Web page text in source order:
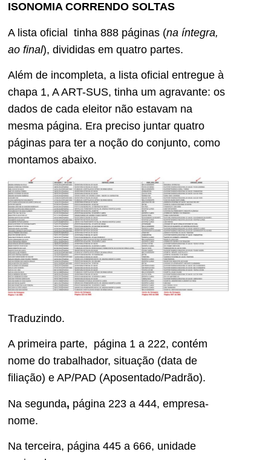
ISONOMIA CORRENDO SOLTAS
A lista oficial tinha 888 páginas (na íntegra,
ao final), divididas em quatro partes.
Além de incompleta, a lista oficial entregue à
chapa 1, A ART-SUS, tinha um agravante: os
dados de cada eleitor não estavam na
mesma página. Era preciso juntar quatro
páginas para ter a noção do conjunto, como
montamos abaixo.
Traduzindo.
A primeira parte, página 1 a 222, contém
nome do trabalhador, situação (data de
filiação) e AP/PAD (Aposentado/Padrão).
Na segunda, página 223 a 444, empresa-
nome.
Na terceira, página 445 a 666, unidade